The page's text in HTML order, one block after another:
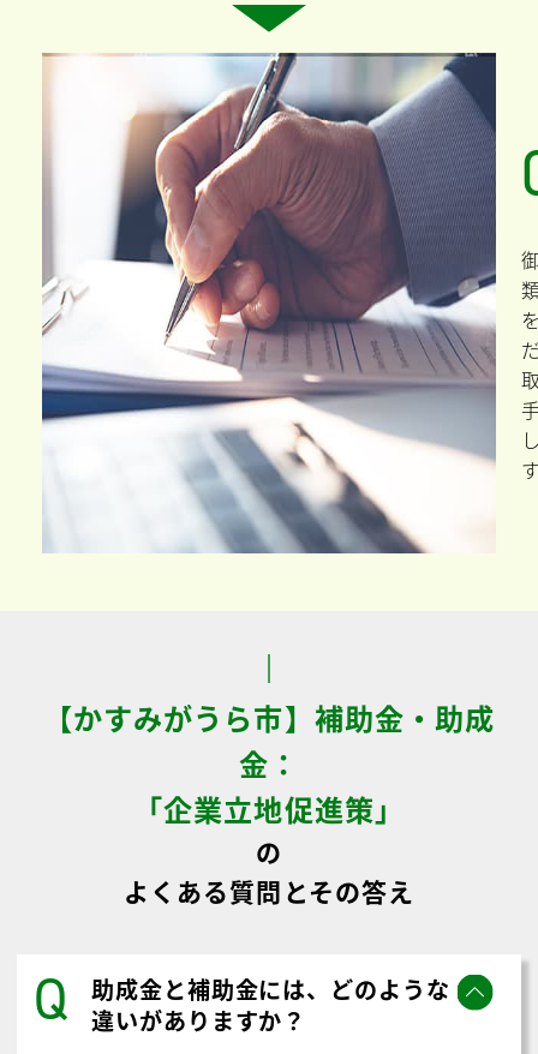
【かすみがうら市】補助金・助成
金：
「企業立地促進策」
の
よくある質問とその答え
Q
助成金と補助金には、どのような
違いがありますか？